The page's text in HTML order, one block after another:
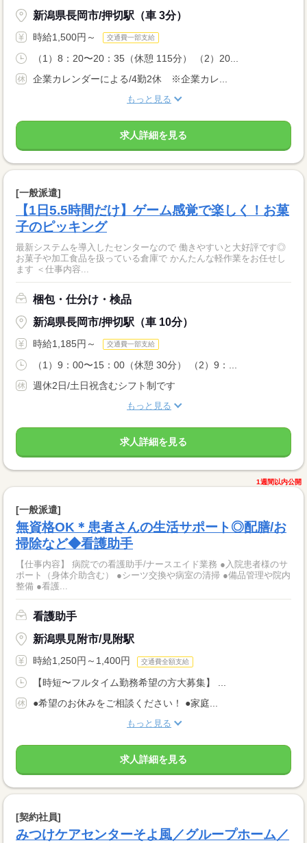
新潟県長岡市/押切駅（車 3分）
時給1,500円～ 交通費一部支給
（1）8：20〜20：35（休憩 115分） （2）20...
企業カレンダーによる/4勤2休 ※企業カレ...
もっと見る
求人詳細を見る
[一般派遣]
【1日5.5時間だけ】ゲーム感覚で楽しく！お菓
子のピッキング
最新システムを導入したセンターなので 働きやすいと大好評です◎
お菓子や加工食品を扱っている倉庫で かんたんな軽作業をお任せし
ます ＜仕事内容...
梱包・仕分け・検品
新潟県長岡市/押切駅（車 10分）
時給1,185円～ 交通費一部支給
（1）9：00〜15：00（休憩 30分） （2）9：...
週休2日/土日祝含むシフト制です
もっと見る
求人詳細を見る
1週間以内公開
[一般派遣]
無資格OK＊患者さんの生活サポート◎配膳/お
掃除など◆看護助手
【仕事内容】 病院での看護助手/ナースエイド業務 ●入院患者様のサ
ポート（身体介助含む） ●シーツ交換や病室の清掃 ●備品管理や院内
整備 ●看護...
看護助手
新潟県見附市/見附駅
時給1,250円～1,400円 交通費全額支給
【時短〜フルタイム勤務希望の方大募集】 ...
●希望のお休みをご相談ください！ ●家庭...
もっと見る
求人詳細を見る
[契約社員]
みつけケアセンターそよ風／グループホーム／